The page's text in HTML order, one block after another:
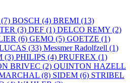
BOSCH (4) BREMI (13)
(3) DEF (1) DELCO REMY (2)
(6) GEMO (5) GOETZE (1)
(33) Messmer Radolfzell (1)
(3) PHILIPS (4) PRUFREX (1)
BRIVEC (2) QUINTON HAZELL
(8) SIDEM (6) STRIBEL